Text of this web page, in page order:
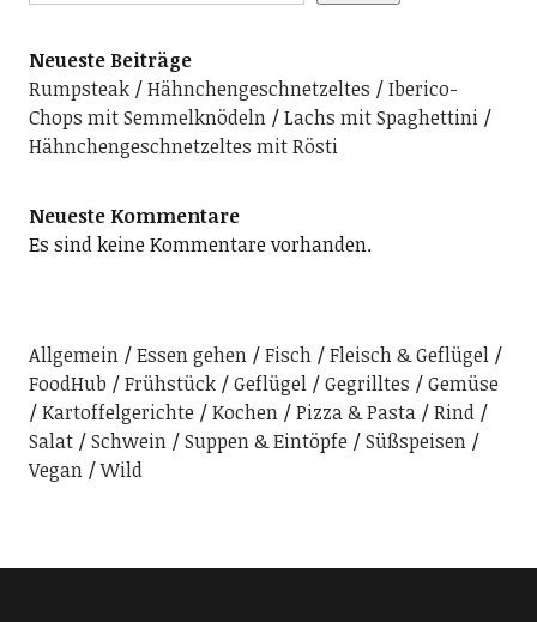
Neueste Beiträge
Rumpsteak
Hähnchengeschnetzeltes
Iberico-
Chops mit Semmelknödeln
Lachs mit Spaghettini
Hähnchengeschnetzeltes mit Rösti
Neueste Kommentare
Es sind keine Kommentare vorhanden.
Allgemein Essen gehen Fisch
Fleisch & Geflügel
FoodHub
Frühstück Geflügel Gegrilltes
Gemüse
Kartoffelgerichte
Kochen Pizza & Pasta
Rind
Salat
Schwein Suppen & Eintöpfe
Süßspeisen
Vegan
Wild